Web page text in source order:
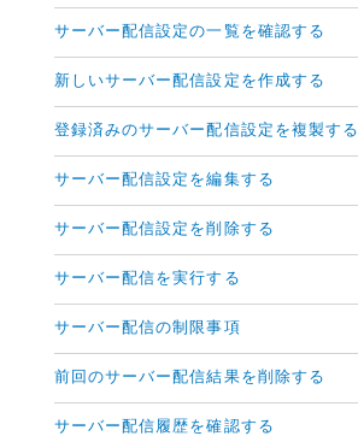
サーバー配信設定の一覧を確認する
新しいサーバー配信設定を作成する
登録済みのサーバー配信設定を複製する
サーバー配信設定を編集する
サーバー配信設定を削除する
サーバー配信を実行する
サーバー配信の制限事項
前回のサーバー配信結果を削除する
サーバー配信履歴を確認する